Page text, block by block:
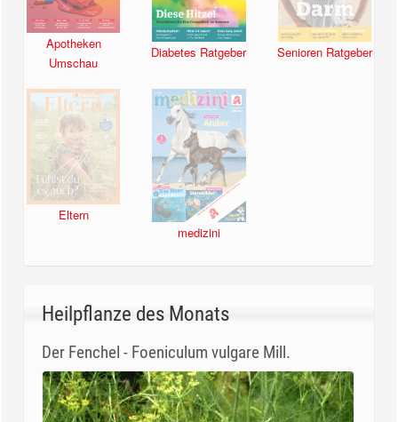
Apotheken
Umschau
Diabetes Ratgeber Senioren Ratgeber
Eltern
medizini
Heilpflanze des Monats
Der Fenchel - Foeniculum vulgare Mill.